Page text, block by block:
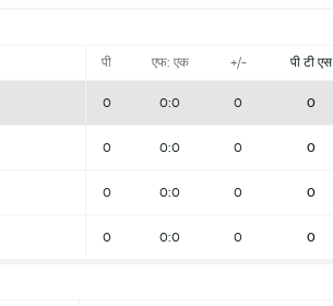
पी एफ: एक +/- पी टी एस
0 0:0 0 0
0 0:0 0 0
0 0:0 0 0
0 0:0 0 0